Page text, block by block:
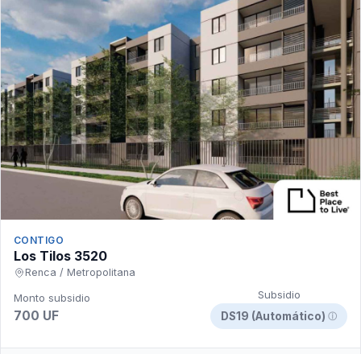
CONTIGO
Los Tilos 3520
Renca / Metropolitana
Monto subsidio
700 UF
Subsidio
DS19 (Automático) ⓘ